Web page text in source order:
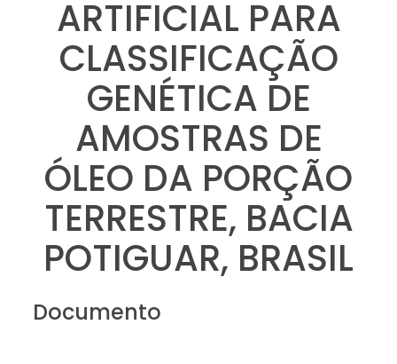
ARTIFICIAL PARA
CLASSIFICAÇÃO
GENÉTICA DE
AMOSTRAS DE
ÓLEO DA PORÇÃO
TERRESTRE, BACIA
POTIGUAR, BRASIL
Documento